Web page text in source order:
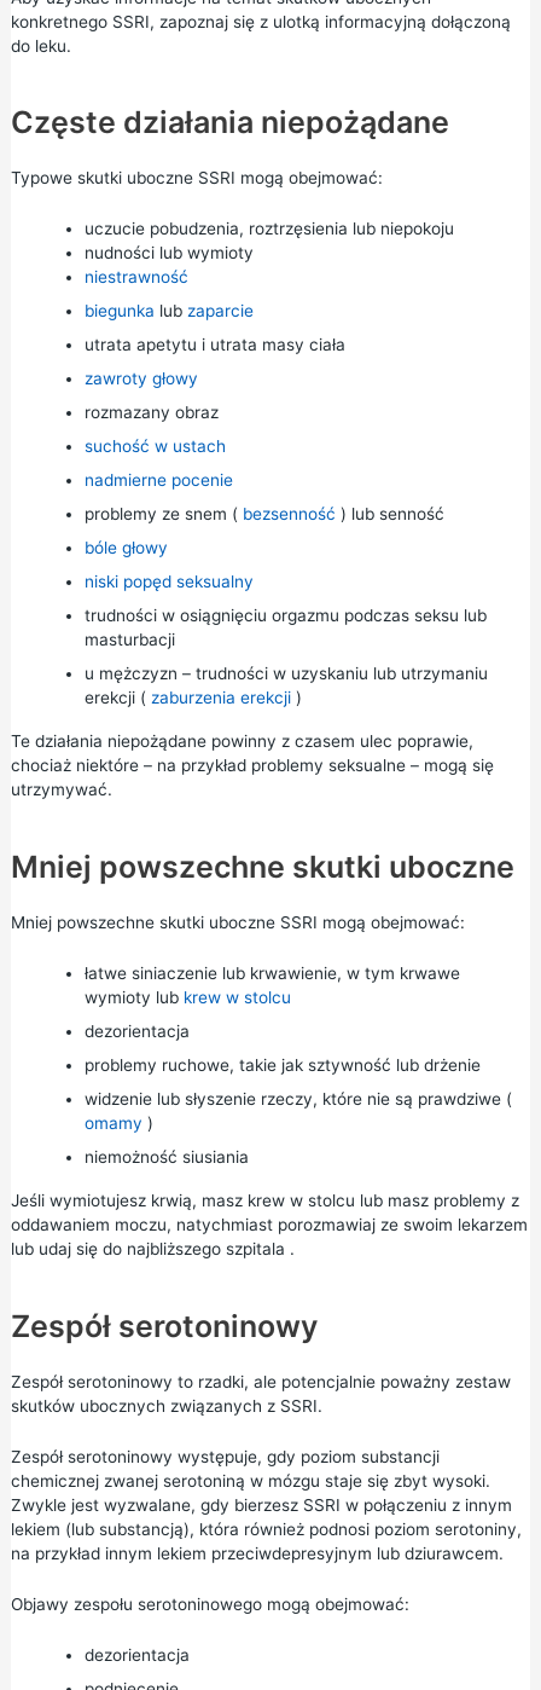
konkretnego SSRI, zapoznaj się z ulotką informacyjną dołączoną
do leku.
Częste działania niepożądane
Typowe skutki uboczne SSRI mogą obejmować:
uczucie pobudzenia, roztrzęsienia lub niepokoju
nudności lub wymioty
niestrawność
biegunka lub zaparcie
utrata apetytu i utrata masy ciała
zawroty głowy
rozmazany obraz
suchość w ustach
nadmierne pocenie
problemy ze snem ( bezsenność ) lub senność
bóle głowy
niski popęd seksualny
trudności w osiągnięciu orgazmu podczas seksu lub
masturbacji
u mężczyzn – trudności w uzyskaniu lub utrzymaniu
erekcji ( zaburzenia erekcji)
Te działania niepożądane powinny z czasem ulec poprawie,
chociaż niektóre – na przykład problemy seksualne – mogą się
utrzymywać.
Mniej powszechne skutki uboczne
Mniej powszechne skutki uboczne SSRI mogą obejmować:
łatwe siniaczenie lub krwawienie, w tym krwawe
wymioty lub krew w stolcu
dezorientacja
problemy ruchowe, takie jak sztywność lub drżenie
widzenie lub słyszenie rzeczy, które nie są prawdziwe (
omamy )
niemożność siusiania
Jeśli wymiotujesz krwią, masz krew w stolcu lub masz problemy z
oddawaniem moczu, natychmiast porozmawiaj ze swoim lekarzem
lub udaj się do najbliższego szpitala .
Zespół serotoninowy
Zespół serotoninowy to rzadki, ale potencjalnie poważny zestaw
skutków ubocznych związanych z SSRI.
Zespół serotoninowy występuje, gdy poziom substancji
chemicznej zwanej serotoniną w mózgu staje się zbyt wysoki.
Zwykle jest wyzwalane, gdy bierzesz SSRI w połączeniu z innym
lekiem (lub substancją), która również podnosi poziom serotoniny,
na przykład innym lekiem przeciwdepresyjnym lub dziurawcem.
Objawy zespołu serotoninowego mogą obejmować:
dezorientacja